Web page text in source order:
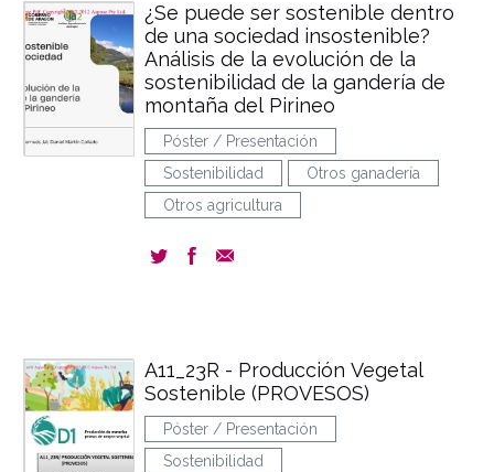
¿Se puede ser sostenible dentro
de una sociedad insostenible?
Análisis de la evolución de la
sostenibilidad de la gandería de
montaña del Pirineo
Póster / Presentación
Sostenibilidad
Otros ganadería
Otros agricultura
A11_23R - Producción Vegetal
Sostenible (PROVESOS)
Póster / Presentación
Sostenibilidad